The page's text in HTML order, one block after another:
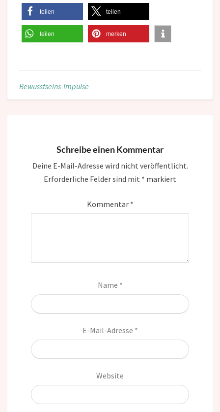
teilen teilen
teilen merken
Bewusstseins-Impulse
Schreibe einen Kommentar
Deine E-Mail-Adresse wird nicht veröffentlicht.
Erforderliche Felder sind mit * markiert
Kommentar *
Name *
E-Mail-Adresse *
Website